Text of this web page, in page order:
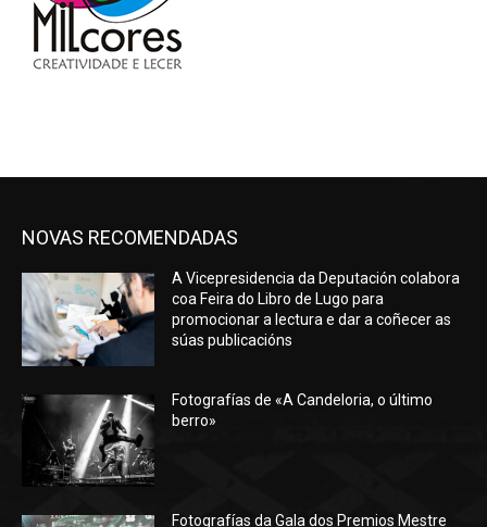
NOVAS RECOMENDADAS
A Vicepresidencia da Deputación colabora
coa Feira do Libro de Lugo para
promocionar a lectura e dar a coñecer as
súas publicacións
Fotografías de «A Candeloria, o último
berro»
Fotografías da Gala dos Premios Mestre